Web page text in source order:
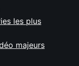
les plus
majeurs